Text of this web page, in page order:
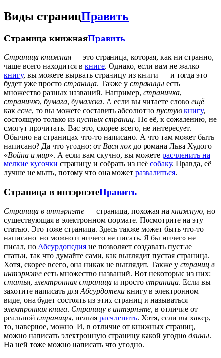
Виды страницПравить
Страница книжнаяПравить
Страница книжная — это страница, которая, как ни странно,
чаще всего находится в книге. Однако, если вам не жалко
книгу, вы можете вырвать страницу из книги — и тогда это
будет уже просто страница. Также у страницы есть
множество разных названий. Например, страничка,
страничко, бумага, бумажка. А если вы читаете слово ещё
как есче, то вы можете составить абсолютно пустую книгу,
состоящую только из пустых страниц. Но её, к сожалению, не
смогут прочитать. Вас это, скорее всего, не интересует.
Обычно на страницах что-то написано. А что там может быть
написано? Да что угодно: от Вася лох до романа Льва Худого
«Война и мир». А если вам скучно, вы можете расчленить на
мелкие кусочки страницу и собрать из неё собаку. Правда, её
лучше не мыть, потому что она может развалиться.
Страница в интэрнэтеПравить
Страница в интэрнэте — страница, похожая на книжную, но
существующая в электронном формате. Посмотрите на эту
статью. Это тоже страница. Здесь также может быть что-то
написано, но можно и ничего не писать. Я бы ничего не
писал, но Абсурдопедия не позволяет создавать пустые
статьи, так что думайте сами, как выглядит пустая страница.
Хотя, скорее всего, она никак не выглядит. Также у страниц в
интэрнэте есть множество названий. Вот некоторые из них:
статья, электронная страница и просто страница. Если вы
захотите написать для Абсурдотеки книгу в электронном
виде, она будет состоять из этих страниц и называться
электронная книга. Страницу в интэрнэте, в отличие от
реальной страницы, нельзя расчленить. Хотя, если вы хакер,
то, наверное, можно. И, в отличие от книжных страниц,
можно написать электронную страницу какой угодно длины.
На ней тоже можно написать что угодно.